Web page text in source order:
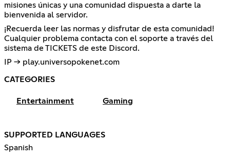
misiones únicas y una comunidad dispuesta a darte la
bienvenida al servidor.
¡Recuerda leer las normas y disfrutar de esta comunidad!
Cualquier problema contacta con el soporte a través del
sistema de TICKETS de este Discord.
IP → play.universopokenet.com
CATEGORIES
Entertainment Gaming
SUPPORTED LANGUAGES
Spanish